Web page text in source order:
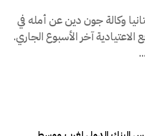
وكالة جون دين عن أمله في
آخر الأسبوع الجاري.